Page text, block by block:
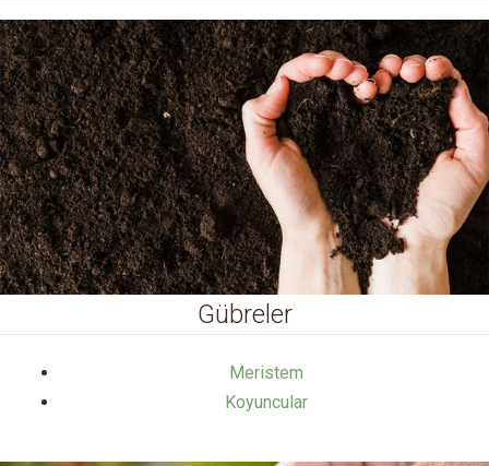
Gübreler
Meristem
Koyuncular